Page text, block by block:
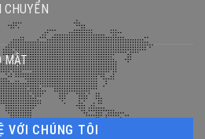
CHUYỂN
MẬT
VỚI CHÚNG TÔI